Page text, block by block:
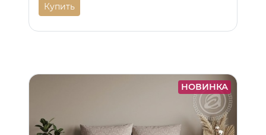
Купить
НОВИНКА